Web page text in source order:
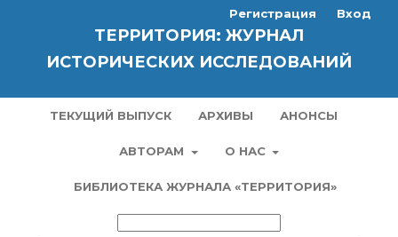
ТЕРРИТОРИЯ: ЖУРНАЛ
ИСТОРИЧЕСКИХ ИССЛЕДОВАНИЙ
ТЕКУЩИЙ ВЫПУСК АРХИВЫ АНОНСЫ
АВТОРАМ О НАС
БИБЛИОТЕКА ЖУРНАЛА «ТЕРРИТОРИЯ»
Регистрация Вход